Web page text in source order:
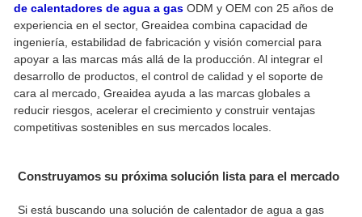
de calentadores de agua a gas ODM y OEM con 25 años de
experiencia en el sector, Greaidea combina capacidad de
ingeniería, estabilidad de fabricación y visión comercial para
apoyar a las marcas más allá de la producción. Al integrar el
desarrollo de productos, el control de calidad y el soporte de
cara al mercado, Greaidea ayuda a las marcas globales a
reducir riesgos, acelerar el crecimiento y construir ventajas
competitivas sostenibles en sus mercados locales.
Construyamos su próxima solución lista para el mercado
Si está buscando una solución de calentador de agua a gas